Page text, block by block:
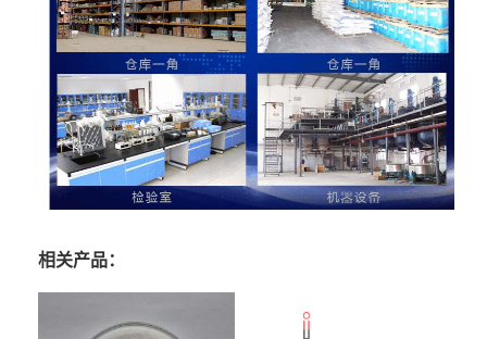
相关产品：